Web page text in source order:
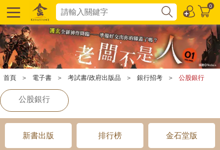
0
首頁 ＞ 電子書 ＞ 考試書/政府出版品 ＞ 銀行招考 ＞ 公股銀行
公股銀行
新書出版 排行榜 金石堂版